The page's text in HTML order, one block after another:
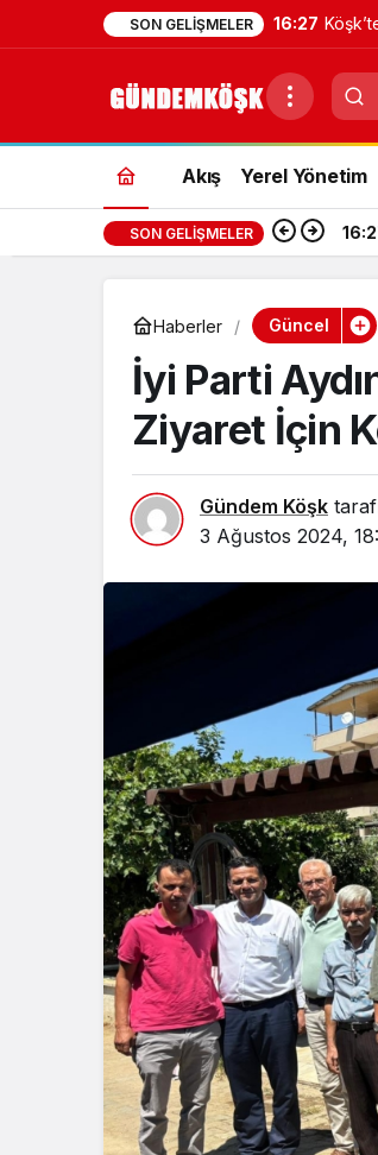
SON GELIŞMELER 16:27
Bitti
Akış Yerel Yönetim
SON GELIŞMELER
Haberler Güncel
İyi Parti
Ziyaret İçin
Gündem Köşk
3 Ağustos 2024,
Siyaset
Köşk